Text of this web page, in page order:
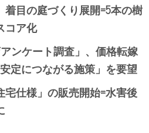
目の庭づくり展開=5本の樹
コア化
ンケート調査」、価格転嫁
定につながる施策」を要望
仕様」の販売開始=水害後